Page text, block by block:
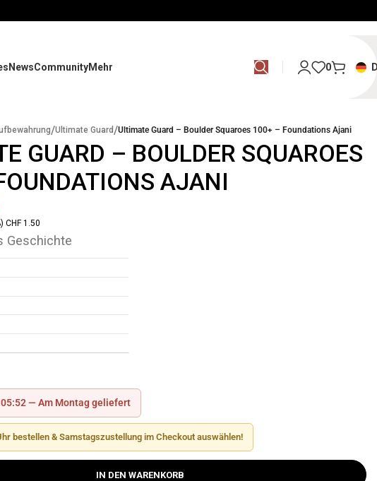
NewsCommunityMehr 0
/Ultimate Guard/Ultimate Guard – Boulder Squaroes 100+ – Foundations Ajani
GUARD – BOULDER SQUAROES
AJANI
CHF 1.50
Geschichte
—Am Montag geliefert
bestellen & Samstagszustellung im Checkout auswählen!
IN DEN WARENKORB